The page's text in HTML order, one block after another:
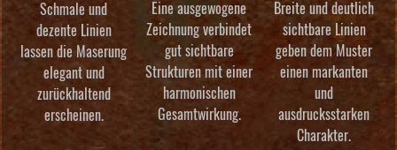
Schmale und
dezente Linien
lassen die Maserung
elegant und
zurückhaltend
erscheinen.
Eine ausgewogene
Zeichnung verbindet
gut sichtbare
Strukturen mit einer
harmonischen
Gesamtwirkung.
Breite und deutlich
sichtbare Linien
geben dem Muster
einen markanten
und
ausdrucksstarken
Charakter.